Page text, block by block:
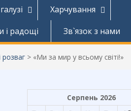
Харчування
і радощі Зв`язок з нами
розваг > «Ми за мир у всьому світі!»
Серпень 2026